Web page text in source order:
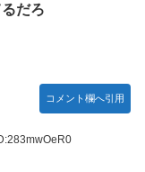
だろ
コメント欄へ引用